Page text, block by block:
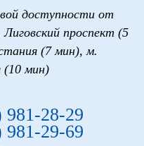
доступности от
проспект (5
(7 мин), м.
(10 мин)
981-28-29
981-29-69